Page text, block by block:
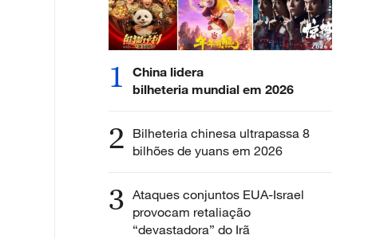
1
China lidera
bilheteria mundial em 2026
2 Bilheteria chinesa ultrapassa 8
bilhões de yuans em 2026
3 Ataques conjuntos EUA-Israel
provocam retaliação
“devastadora” do Irã